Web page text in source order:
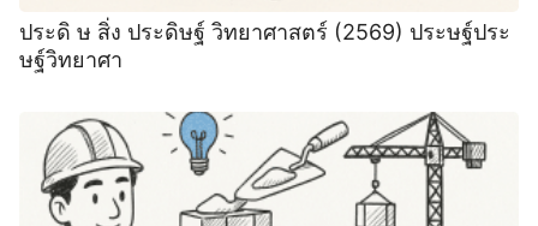
ประดิ ษ สิ่ง ประดิษฐ์ วิทยาศาสตร์ (2569) ประษฐ์ประ
ษฐ์วิทยาศา